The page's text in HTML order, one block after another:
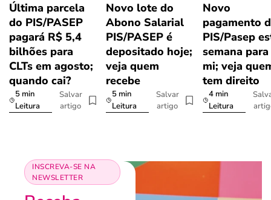
Última parcela
do PIS/PASEP
pagará R$ 5,4
bilhões para
CLTs em agosto;
quando cai?
5 min
Leitura
Salvar
artigo
Novo lote do
Abono Salarial
PIS/PASEP é
depositado hoje;
veja quem
recebe
5 min
Leitura
Salvar
artigo
Novo
pagamento
PIS/Pasep
semana
mi; veja
tem direito
4 min
Leitura
INSCREVA-SE NA
NEWSLETTER